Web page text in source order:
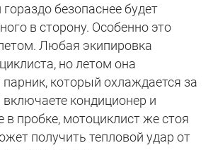
безопаснее будет
в сторону. Особенно это
Любая экипировка
но летом она
который охлаждается за
кондиционер и
в пробке, мотоциклист же стоя
получить тепловой удар от